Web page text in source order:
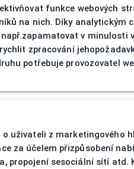
funkce webových
na nich. Díky analytickým
v minulosti
zpracování
potřebuje provozovatel
uživateli z marketingového
za účelem přizpůsobení
propojení sesociální sítí atd.